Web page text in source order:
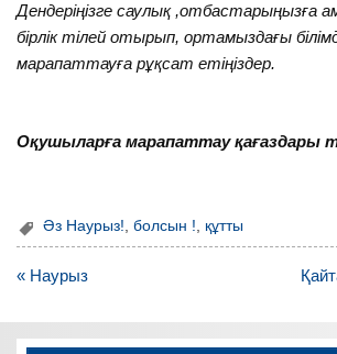
Дендеріңізге саулық ,отбастарыңызға
бірлік тілей отырып, ортамыздағы
марапаттауға рұқсат етіңіздер.
Оқушыларға марапаттау қағаздары
Әз Наурыз!,болсын !, құтты
Навигация
записям
« Наурыз